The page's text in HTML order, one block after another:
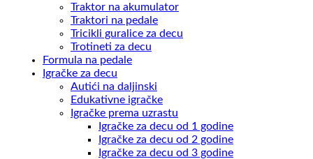
Traktor na akumulator
Traktori na pedale
Tricikli guralice za decu
Trotineti za decu
Formula na pedale
Igračke za decu
Autići na daljinski
Edukativne igračke
Igračke prema uzrastu
Igračke za decu od 1 godine
Igračke za decu od 2 godine
Igračke za decu od 3 godine